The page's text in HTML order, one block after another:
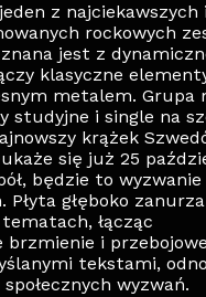
z najciekawszych i
rockowych
jest z
klasyczne
metalem. Grupa
studyjne i single na
krążek
się już 25
będzie to
głęboko
łącząc
brzmienie i
tekstami,
wyzwań.